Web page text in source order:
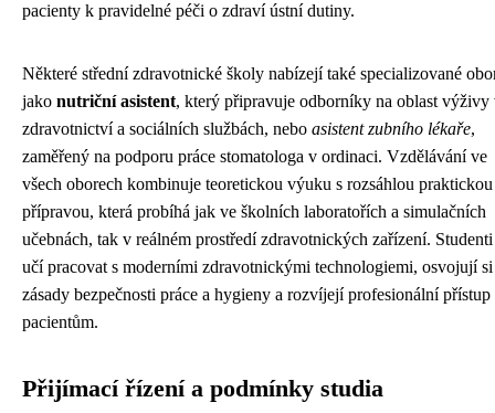
pacienty k pravidelné péči o zdraví ústní dutiny.
Některé střední zdravotnické školy nabízejí také specializované
jako nutriční asistent, který připravuje odborníky na oblast výživy
zdravotnictví a sociálních službách, nebo asistent zubního lékaře,
zaměřený na podporu práce stomatologa v ordinaci. Vzdělávání ve
všech oborech kombinuje teoretickou výuku s rozsáhlou praktickou
přípravou, která probíhá jak ve školních laboratořích a simulačních
učebnách, tak v reálném prostředí zdravotnických zařízení. Studenti
učí pracovat s moderními zdravotnickými technologiemi, osvojují si
zásady bezpečnosti práce a hygieny a rozvíjejí profesionální přístup
pacientům.
Přijímací řízení a podmínky studia